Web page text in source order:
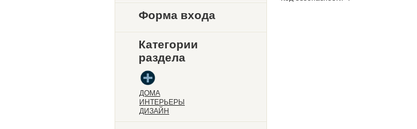
Форма входа
Категории
раздела
ДОМА
ИНТЕРЬЕРЫ
ДИЗАЙН